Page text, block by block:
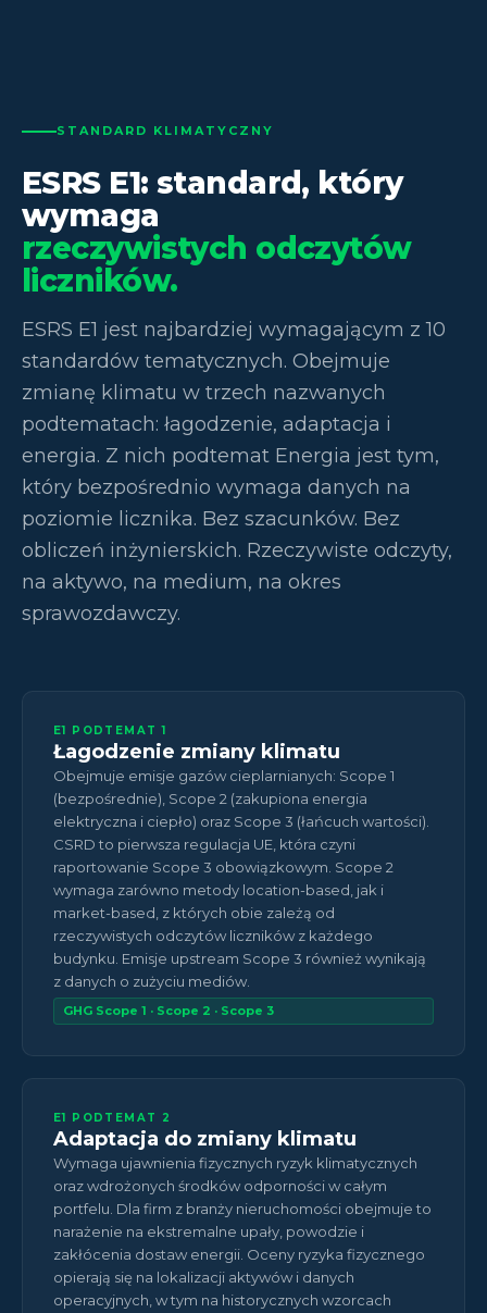
STANDARD KLIMATYCZNY
ESRS E1: standard, który
wymaga
rzeczywistych odczytów
liczników.
ESRS E1 jest najbardziej wymagającym z 10
standardów tematycznych. Obejmuje
zmianę klimatu w trzech nazwanych
podtematach: łagodzenie, adaptacja i
energia. Z nich podtemat Energia jest tym,
który bezpośrednio wymaga danych na
poziomie licznika. Bez szacunków. Bez
obliczeń inżynierskich. Rzeczywiste odczyty,
na aktywo, na medium, na okres
sprawozdawczy.
E1 PODTEMAT 1
Łagodzenie zmiany klimatu
Obejmuje emisje gazów cieplarnianych: Scope 1
(bezpośrednie), Scope 2 (zakupiona energia
elektryczna i ciepło) oraz Scope 3 (łańcuch wartości).
CSRD to pierwsza regulacja UE, która czyni
raportowanie Scope 3 obowiązkowym. Scope 2
wymaga zarówno metody location-based, jak i
market-based, z których obie zależą od
rzeczywistych odczytów liczników z każdego
budynku. Emisje upstream Scope 3 również wynikają
z danych o zużyciu mediów.
GHG Scope 1 · Scope 2 · Scope 3
E1 PODTEMAT 2
Adaptacja do zmiany klimatu
Wymaga ujawnienia fizycznych ryzyk klimatycznych
oraz wdrożonych środków odporności w całym
portfelu. Dla firm z branży nieruchomości obejmuje to
narażenie na ekstremalne upały, powodzie i
zakłócenia dostaw energii. Oceny ryzyka fizycznego
opierają się na lokalizacji aktywów i danych
operacyjnych, w tym na historycznych wzorcach